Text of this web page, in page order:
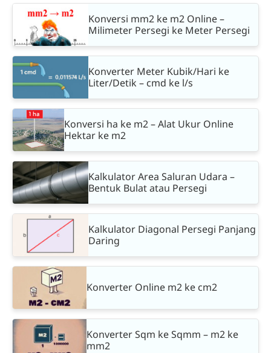
Konversi mm2 ke m2 Online –
Milimeter Persegi ke Meter Persegi
Konverter Meter Kubik/Hari ke
Liter/Detik – cmd ke l/s
Konversi ha ke m2 – Alat Ukur Online
Hektar ke m2
Kalkulator Area Saluran Udara –
Bentuk Bulat atau Persegi
Kalkulator Diagonal Persegi Panjang
Daring
Konverter Online m2 ke cm2
Konverter Sqm ke Sqmm – m2 ke
mm2